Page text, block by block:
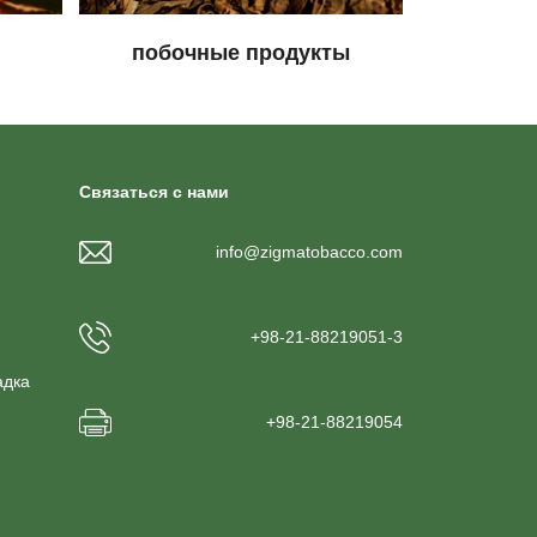
побочные продукты
Связаться с нами
info@zigmatobacco.com
+98-21-88219051-3
+98-21-88219054